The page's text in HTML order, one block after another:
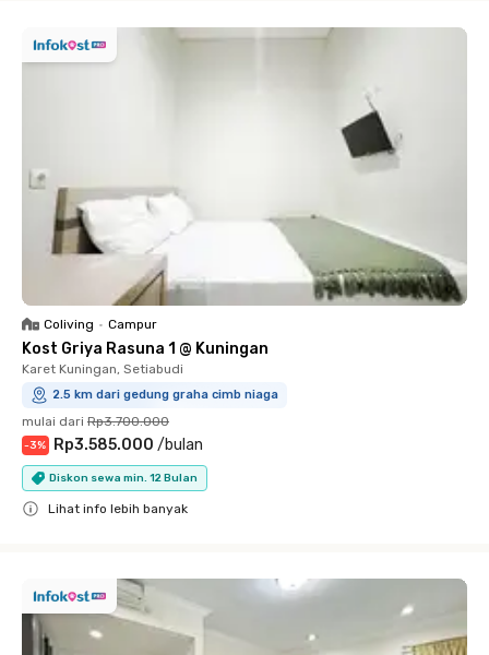
Coliving • Campur
Kost Griya Rasuna 1 @ Kuningan
Karet Kuningan, Setiabudi
2.5 km dari gedung graha cimb niaga
mulai dari Rp3.700.000
-3% Rp3.585.000 /bulan
Diskon sewa min. 12 Bulan
Lihat info lebih banyak